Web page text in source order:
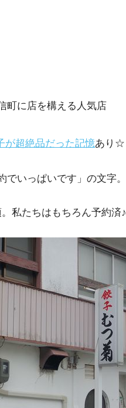
町に店を構える人気店
が超絶品だった記憶あり☆
いっぱいです」の文字。
私たちはもちろん予約済♪